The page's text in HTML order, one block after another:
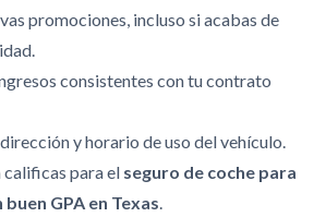
promociones, incluso si acabas de
consistentes con tu contrato
y horario de uso del vehículo.
calificas para el seguro de coche para
GPA en Texas.